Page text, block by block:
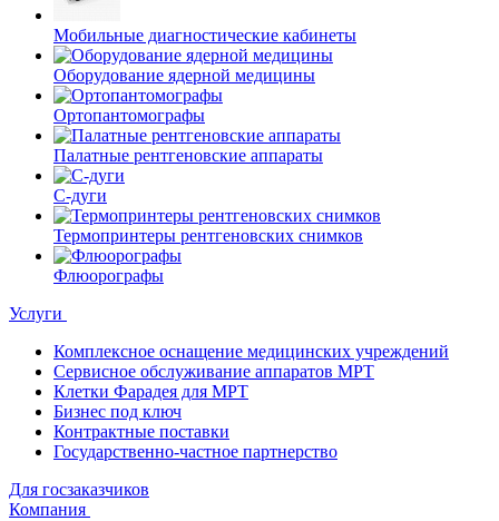
Мобильные диагностические кабинеты
Оборудование ядерной медицины
Ортопантомографы
Палатные рентгеновские аппараты
С-дуги
Термопринтеры рентгеновских снимков
Флюорографы
Услуги
Комплексное оснащение медицинских учреждений
Сервисное обслуживание аппаратов МРТ
Клетки Фарадея для МРТ
Бизнес под ключ
Контрактные поставки
Государственно-частное партнерство
Для госзаказчиков
Компания